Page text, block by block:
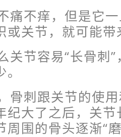
痛不痒，但是它
或关节，就可能
关节容易“长骨刺
骨刺跟关节的使
纪大了之后，关
周围的骨头逐渐“